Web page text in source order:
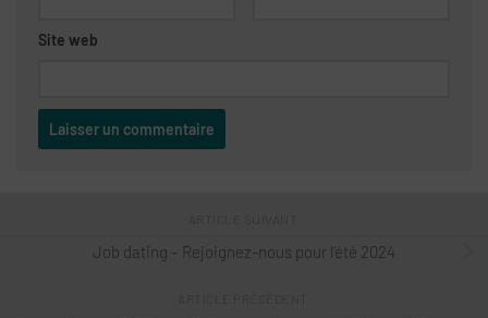
Site web
Job dating – Rejoignez-nous pour l’été 2024